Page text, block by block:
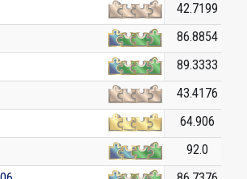
42.7199
86.8854
89.3333
43.4176
64.906
92.0